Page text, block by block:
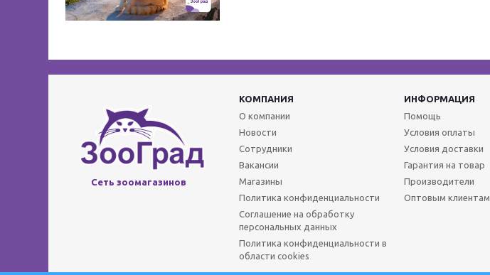
Сеть зоомагазинов
КОМПАНИЯ ИНФОРМАЦИЯ
О компании
Новости
Сотрудники
Вакансии
Магазины
Политика конфиденциальности
Соглашение на обработку
персональных данных
Политика конфиденциальности в
области cookies
Помощь
Условия оплаты
Условия доставки
Гарантия на товар
Производители
Оптовым клиентам